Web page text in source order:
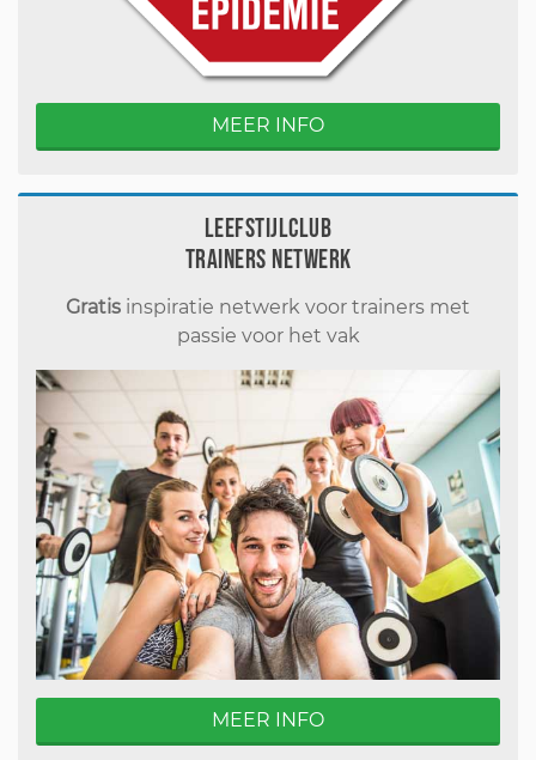
MEER INFO
Leefstijlclub
Trainers Netwerk
Gratis inspiratie netwerk voor trainers met
passie voor het vak
MEER INFO